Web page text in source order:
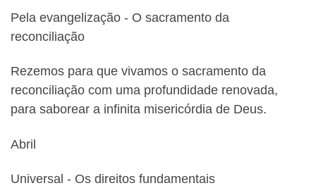
Pela evangelização ‐ O sacramento da
reconciliação
Rezemos para que vivamos o sacramento da
reconciliação com uma profundidade renovada,
para saborear a infinita misericórdia de Deus.
Abril
Universal ‐ Os direitos fundamentais